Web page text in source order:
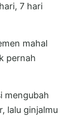
7 hari
mahal
pernah
mengubah
lalu ginjalmu